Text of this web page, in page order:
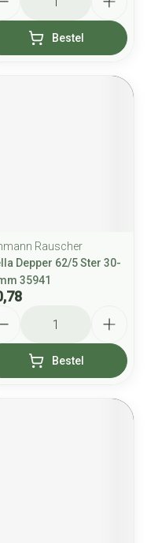
Bestel
Rauscher
Depper 62/5 Ster 30-
35941
Bestel